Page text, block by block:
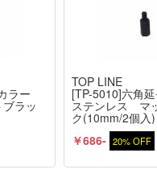
ラー
ラッ
TOP LINE
[TP-5010]六角
ステンレス マ
ク(10mm/2個入)
￥686- 20% OFF